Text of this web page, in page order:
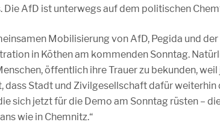
Die AfD ist unterwegs auf dem politischen
Mobilisierung von AfD, Pegida und
in Köthen am kommenden Sonntag.
öffentlich ihre Trauer zu bekunden,
dass Stadt und Zivilgesellschaft dafür weiterhin
sich jetzt für die Demo am Sonntag rüsten –
wie in Chemnitz.“